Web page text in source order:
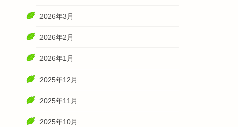
2026年3月
2026年2月
2026年1月
2025年12月
2025年11月
2025年10月